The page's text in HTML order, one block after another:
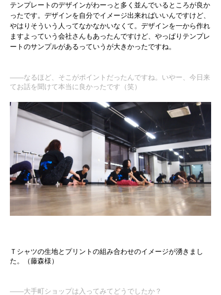
テンプレートのデザインがわーっと多く並んでいるところが良か
ったです。デザインを自分でイメージ出来ればいいんですけど、
やはりそういう人ってなかなかいなくて。デザインを一から作れ
ますよっていう会社さんもあったんですけど、やっぱりテンプレ
ートのサンプルがあるっていうが大きかったですね。
――なるほど、そこがポイントだったんですね。いやー、今日来
てお話を聞けて本当に良かったです（笑）
Ｔシャツの生地とプリントの組み合わせのイメージが湧きまし
た。
（藤森様）
――大手町ショップは入ってみてどうでしたか？